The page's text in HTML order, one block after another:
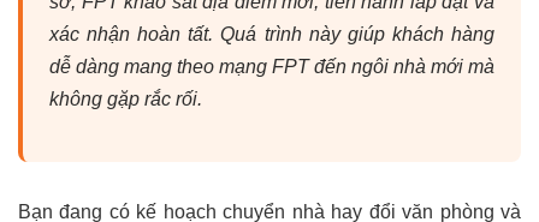
xác nhận hoàn tất. Quá trình này giúp khách hàng
dễ dàng mang theo mạng FPT đến ngôi nhà mới mà
không gặp rắc rối.
Bạn đang có kế hoạch chuyển nhà hay đổi văn phòng và